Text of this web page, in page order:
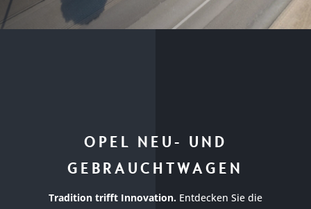
OPEL NEU- UND
GEBRAUCHTWAGEN
Tradition trifft Innovation.Entdecken Sie die